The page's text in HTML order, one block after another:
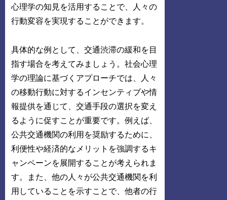
心理学の知見を活用することで、人々の
行動変容を実現することができます。
具体的な例として、交通渋滞の緩和を目
指す場合を考えてみましょう。社会心理
学の理論に基づくアプローチでは、人々
の移動行動に対するインセンティブや情
報提供を通じて、交通手段の選択を変え
るように促すことが重要です。例えば、
公共交通機関の利用を奨励するために、
利便性や経済的なメリットを強調するキ
ャンペーンを展開することが考えられま
す。また、他の人々が公共交通機関を利
用していることを示すことで、他者の行